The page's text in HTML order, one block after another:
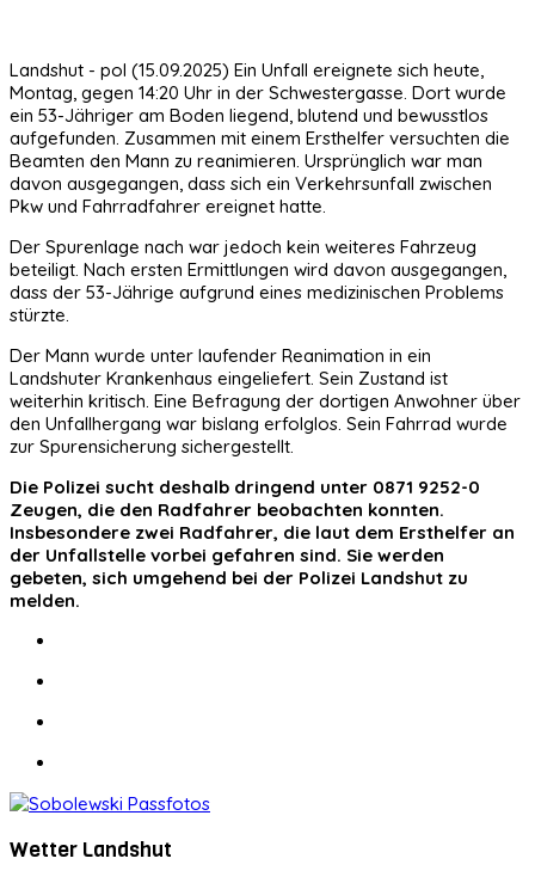
Landshut - pol (15.09.2025) Ein Unfall ereignete sich heute,
Montag, gegen 14:20 Uhr in der Schwestergasse. Dort wurde
ein 53-Jähriger am Boden liegend, blutend und bewusstlos
aufgefunden. Zusammen mit einem Ersthelfer versuchten die
Beamten den Mann zu reanimieren. Ursprünglich war man
davon ausgegangen, dass sich ein Verkehrsunfall zwischen
Pkw und Fahrradfahrer ereignet hatte.
Der Spurenlage nach war jedoch kein weiteres Fahrzeug
beteiligt. Nach ersten Ermittlungen wird davon ausgegangen,
dass der 53-Jährige aufgrund eines medizinischen Problems
stürzte.
Der Mann wurde unter laufender Reanimation in ein
Landshuter Krankenhaus eingeliefert. Sein Zustand ist
weiterhin kritisch. Eine Befragung der dortigen Anwohner über
den Unfallhergang war bislang erfolglos. Sein Fahrrad wurde
zur Spurensicherung sichergestellt.
Die Polizei sucht deshalb dringend unter 0871 9252-0
Zeugen, die den Radfahrer beobachten konnten.
Insbesondere zwei Radfahrer, die laut dem Ersthelfer an
der Unfallstelle vorbei gefahren sind. Sie werden
gebeten, sich umgehend bei der Polizei Landshut zu
melden.
Wetter Landshut